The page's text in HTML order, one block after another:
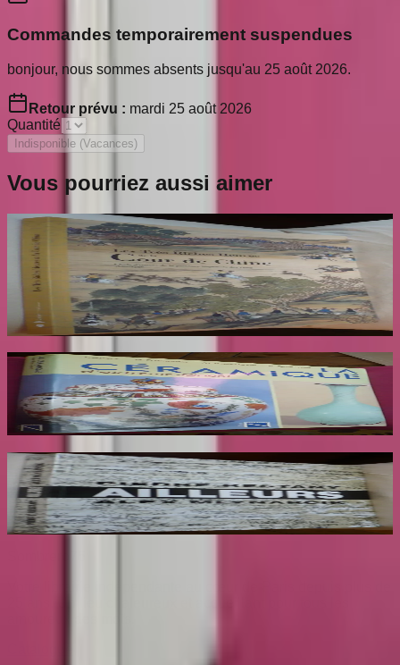
Commandes temporairement suspendues
bonjour, nous sommes absents jusqu'au 25 août 2026.
Retour prévu : mardi 25 août 2026
Quantité
Indisponible (Vacances)
Vous pourriez aussi aimer
Les Très Riches Heures de la Cour de Chine :
Chefs-D'oeuvre de la Peinture Impériale des
Qing 1662-1796
REY M Catherine
30€
La Céramique d'Extreme Orient
AYERS J
34€
Ailleurs
RESTANY Pierre
65€